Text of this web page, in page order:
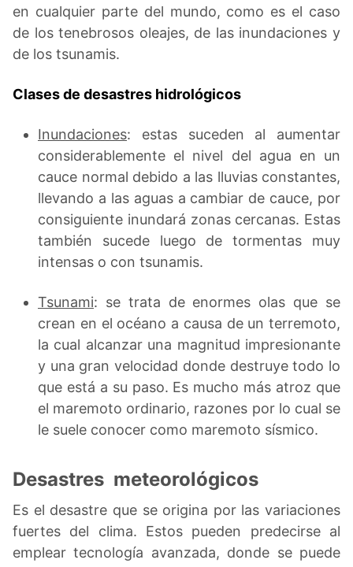
en cualquier parte del mundo, como es el caso
de los tenebrosos oleajes, de las inundaciones y
de los tsunamis.
Clases de desastres hidrológicos
Inundaciones: estas suceden al aumentar
considerablemente el nivel del agua en un
cauce normal debido a las lluvias constantes,
llevando a las aguas a cambiar de cauce, por
consiguiente inundará zonas cercanas. Estas
también sucede luego de tormentas muy
intensas o con tsunamis.
Tsunami: se trata de enormes olas que se
crean en el océano a causa de un terremoto,
la cual alcanzar una magnitud impresionante
y una gran velocidad donde destruye todo lo
que está a su paso. Es mucho más atroz que
el maremoto ordinario, razones por lo cual se
le suele conocer como maremoto sísmico.
Desastres meteorológicos
Es el desastre que se origina por las variaciones
fuertes del clima. Estos pueden predecirse al
emplear tecnología avanzada, donde se puede